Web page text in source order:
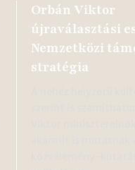
Orbán Viktor
újraválasztási
Nemzetközi
stratégia